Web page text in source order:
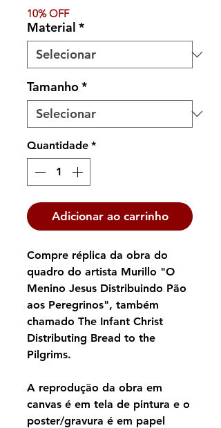
10% OFF
Material *
Tamanho*
Quantidade *
Adicionar ao carrinho
Compre réplica da obra do
quadro do artista Murillo "O
Menino Jesus Distribuindo Pão
aos Peregrinos", também
chamado The Infant Christ
Distributing Bread to the
Pilgrims.
A reprodução da obra em
canvas é em tela de pintura e o
poster/gravura é em papel